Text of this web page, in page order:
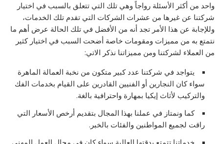
واحد من أكثر الأسئلة رواجاً وهي تلك التي تتعلق بالسبب في اختيار
شركتنا عن غيرها من عشرات الشركات التي تقدم تلك الخدمات،
وللإجابة عن هذا الأمر تجد أنه من الأفضل في تلك الحالة عرض أهم ما
نتمتع به من مميزات ومقومات خاصة أضحت السبب في اختيار كثير
من العملاء لشركتنا ومن مميزاتنا نذكر الاتي:
يتواجد في شركتنا عدد كبير متكون من نخبة العمالة الماهرة
سواء كان النجارين أو الفنيين القادرين على القيام بخدمات الفك
والتركيب لأثاث إيكيا بمهارة واحترافية بالغة.
كما ونمتاز في عملنا بهذا المجال بتقديم أرخص الأسعار التي
راقت لجميع المواطنين والفئات بالخبر.